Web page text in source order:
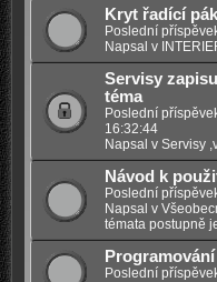
Kryt řadící
Poslední
Napsal v
Servisy
téma
Poslední
16:32:44
Napsal v Servisy
Návod k
Poslední
Napsal v
témata postupně
Poslední